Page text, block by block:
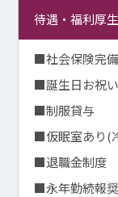
待遇・福利厚生
■社会保険完備
■誕生日お祝い
■制服貸与
■仮眠室あり(
■退職金制度
■永年勤続報